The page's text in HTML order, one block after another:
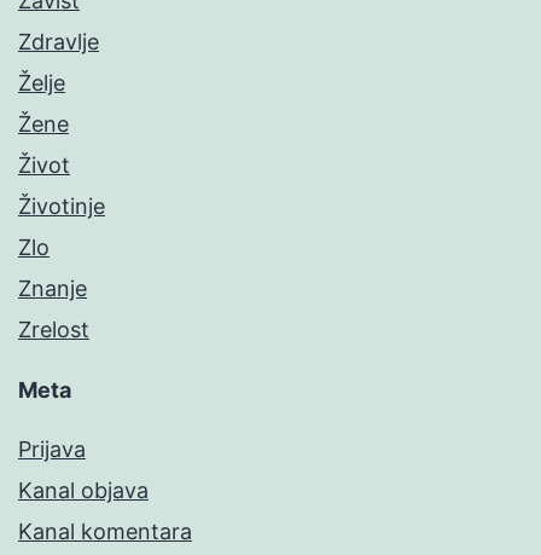
Zdravlje
Želje
Žene
Život
Životinje
Zlo
Znanje
Zrelost
Meta
Prijava
Kanal objava
Kanal komentara